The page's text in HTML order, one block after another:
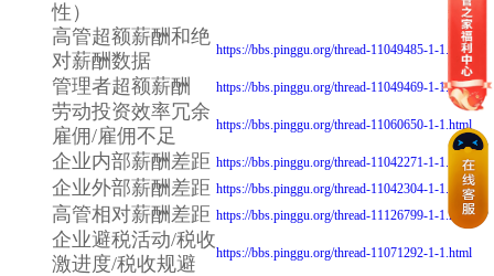
性）
高管超额薪酬和绝
对薪酬数据
https://bbs.pinggu.org/thread-11049485-1-1.html
管理者超额薪酬 https://bbs.pinggu.org/thread-11049469-1-1.html
劳动投资效率冗余
雇佣/雇佣不足
https://bbs.pinggu.org/thread-11060650-1-1.html
企业内部薪酬差距 https://bbs.pinggu.org/thread-11042271-1-1.html
企业外部薪酬差距 https://bbs.pinggu.org/thread-11042304-1-1.html
高管相对薪酬差距 https://bbs.pinggu.org/thread-11126799-1-1.html
企业避税活动/税收
激进度/税收规避
https://bbs.pinggu.org/thread-11071292-1-1.html